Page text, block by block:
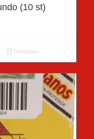
(10 st)
Detaljinfo